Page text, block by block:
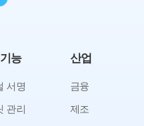
능
서명
관리
산업
금융
제조